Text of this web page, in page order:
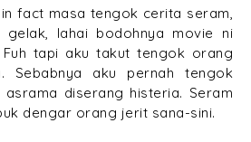
fact masa tengok cerita seram,
lahai bodohnya movie ni
tapi aku takut tengok orang
Sebabnya aku pernah tengok
diserang histeria. Seram
dengar orang jerit sana-sini.